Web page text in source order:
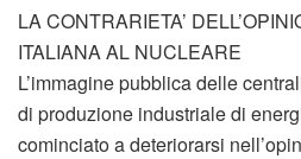
LA CONTRARIETA’
ITALIANA AL NUCLEARE
L’immagine pubblica delle
di produzione industriale di
cominciato a deteriorarsi